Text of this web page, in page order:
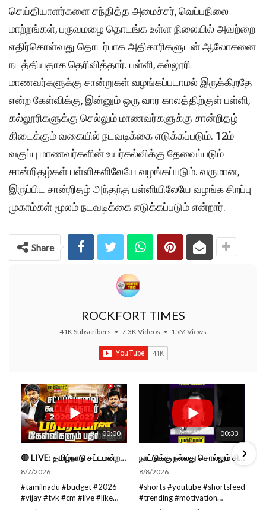
செய்தியாளர்களை சந்தித்த அமைச்சர், வெப்பநிலை
மாற்றங்கள், பருவமழை தொடங்க உள்ள நிலையில் அவற்றை
எதிர்கொள்வது தொடர்பாக அதிகாரிகளுடன் ஆலோசனை
நடத்தியதாக தெரிவித்தார். பள்ளி, கல்லூரி
மாணவர்களுக்கு சான்றுகள் வழங்கப்படாமல் இருக்கிறதே
என்ற கேள்விக்கு, இன்னும் ஒரு வார காலத்திற்குள் பள்ளி,
கல்லூரிகளுக்கு செல்லும் மாணவர்களுக்கு சான்றிதழ்
கிடைக்கும் வகையில் நடவடிக்கை எடுக்கப்படும். 12ம்
வகுப்பு மாணவர்களின் உயர்கல்விக்கு தேவைப்படும்
சான்றிதழ்கள் பள்ளிகளிலேயே வழங்கப்படும். வருமான,
இருப்பிட சான்றிதழ் அந்தந்த பள்ளியிலேயே வழங்க சிறப்பு
முகாம்கள் மூலம் நடவடிக்கை எடுக்கப்படும் என்றார்.
Share
ROCKFORT TIMES
41K Subscribers • 7.3K Videos • 15M Views
00:00
🔴 LIVE: தமிழ்நாடு சட்டமன்றப் பேரவை கூட்டத்தொடர் - நிதிநிலை அறிக்கை மீது விவாதம் #live #budget #video
8/7/2026
#tamilnadu #budget #2026
#vijay #tvk #cm #live #like
#viral #nowtrending #video
00:33
நாட்டுக்கு நல்லது சொல்லும் சிறப்பான மேடைப்பேச்சு... #shorts #subscribe #video
8/8/2026
#shorts #youtube #shortsfeed
#trending #motivation
#nowtrending #subscribe